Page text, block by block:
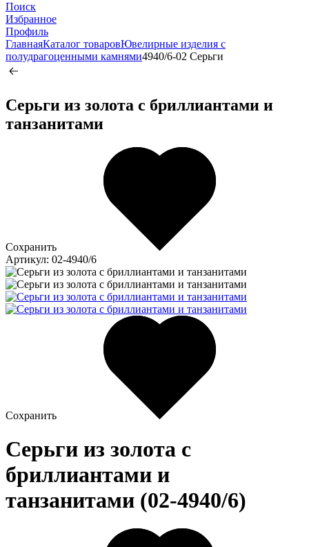
Поиск
Избранное
Профиль
ГлавнаяКаталог товаровЮвелирные изделия с
полудрагоценными камнями4940/6-02 Серьги
Серьги из золота c бриллиантами и
танзанитами
Сохранить
Артикул: 02-4940/6
Сохранить
Серьги из золота c
бриллиантами и
танзанитами (02-4940/6)